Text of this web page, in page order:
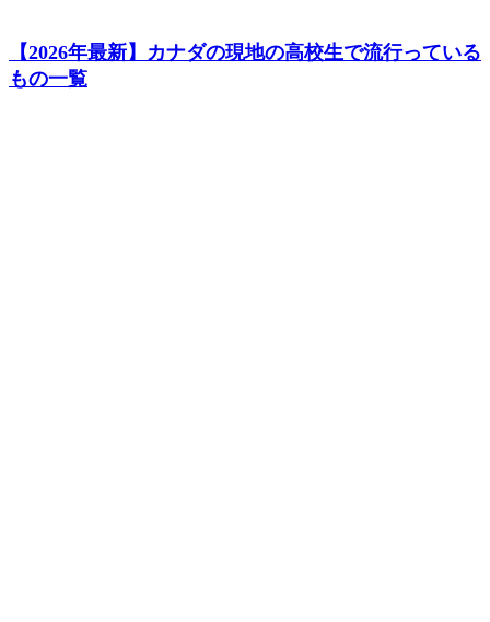
【2026年最新】カナダの現地の高校生で流行っている
もの一覧